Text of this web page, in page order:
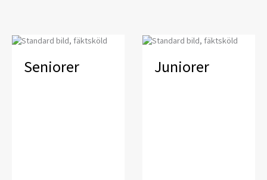
Seniorer Juniorer